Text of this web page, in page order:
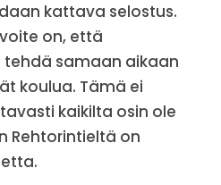
kattava selostus.
on, että
tehdä samaan aikaan
koulua. Tämä ei
kaikilta osin ole
Rehtorintieltä on